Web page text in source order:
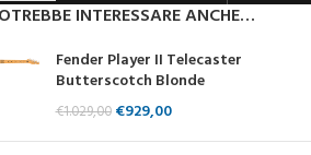
INTERESSARE ANCHE…
Fender Player II Telecaster
Butterscotch Blonde
€1.029,00 €929,00